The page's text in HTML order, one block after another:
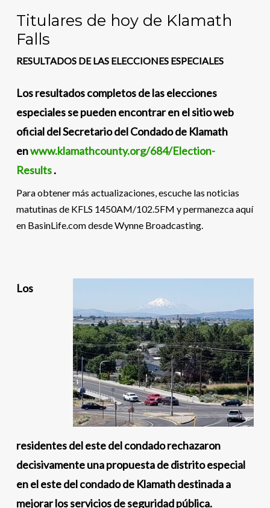
Titulares de hoy de Klamath
Falls
RESULTADOS DE LAS ELECCIONES ESPECIALES
Los resultados completos de las elecciones
especiales se pueden encontrar en el sitio web
oficial del Secretario del Condado de Klamath
enwww.klamathcounty.org/684/Election-
Results.
Para obtener más actualizaciones, escuche las noticias
matutinas de KFLS 1450AM/102.5FM y permanezca aquí
en BasinLife.com desde Wynne Broadcasting.
Los
residentes del este del condado rechazaron
decisivamente una propuesta de distrito especial
en el este del condado de Klamath destinada a
mejorar los servicios de seguridad pública.